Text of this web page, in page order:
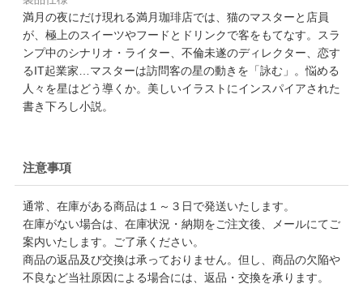
満月の夜にだけ現れる満月珈琲店では、猫のマスターと店員
が、極上のスイーツやフードとドリンクで客をもてなす。スラ
ンプ中のシナリオ・ライター、不倫未遂のディレクター、恋す
るIT起業家…マスターは訪問客の星の動きを「詠む」。悩める
人々を星はどう導くか。美しいイラストにインスパイアされた
書き下ろし小説。
注意事項
通常、在庫がある商品は１～３日で発送いたします。
在庫がない場合は、在庫状況・納期をご注文後、メールにてご
案内いたします。ご了承ください。
商品の返品及び交換は承っておりません。但し、商品の欠陥や
不良など当社原因による場合には、返品・交換を承ります。